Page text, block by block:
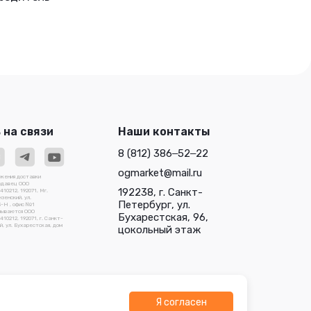
связи
доставки
ООО
192071, Мг.
ул.
Н , офис №1
ООО
192071, г. Санкт-
ул. Бухарестская, дом
Наши контакты
8 (812) 386‒52‒22
ogmarket@mail.ru
192238, г. Санкт-
Петербург, ул.
Бухарестская, 96,
цокольный этаж
Разработано вЯ согласен